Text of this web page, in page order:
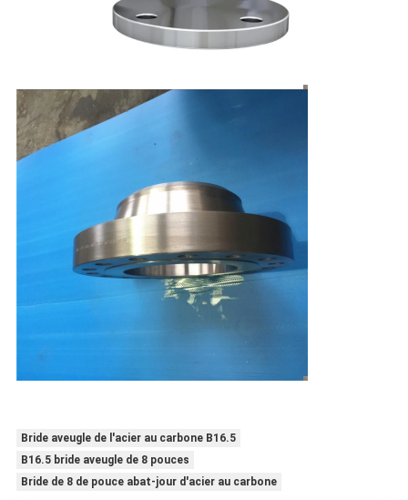
Bride aveugle de l'acier au carbone B16.5
B16.5 bride aveugle de 8 pouces
Bride de 8 de pouce abat-jour d'acier au carbone